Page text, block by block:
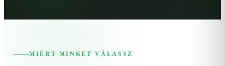
MIÉRT MINKET VÁLASSZ